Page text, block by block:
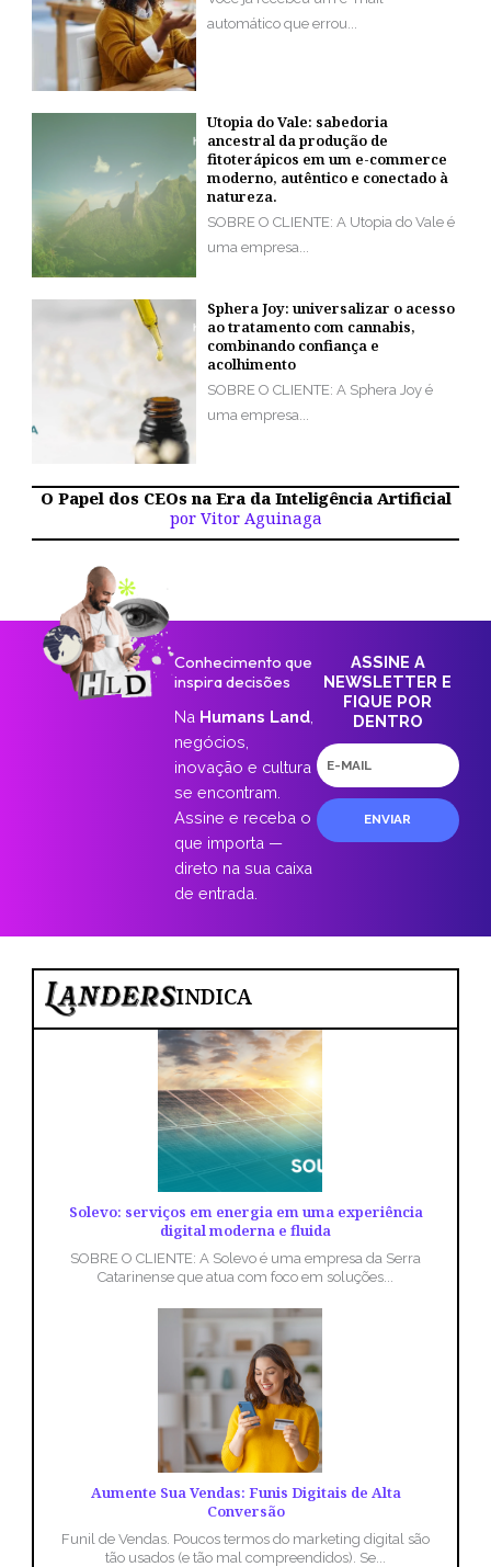
automático que errou...
Utopia do Vale: sabedoria
ancestral da produção de
fitoterápicos em um e-commerce
moderno, autêntico e conectado à
natureza.
SOBRE O CLIENTE: A Utopia do Vale é
uma empresa...
Sphera Joy: universalizar o acesso
ao tratamento com cannabis,
combinando confiança e
acolhimento
SOBRE O CLIENTE: A Sphera Joy é
uma empresa...
O Papel dos CEOs na Era da Inteligência Artificial
por Vitor Aguinaga
Conhecimento que
inspira decisões
Na Humans Land
negócios,
inovação e cultura
se encontram.
Assine e receba o
que importa —
direto na sua caixa
de entrada.
ASSINE A
NEWSLETTER E
FIQUE POR
DENTRO
E-
mail
ENVIAR
INDICA
Solevo: serviços em energia em uma experiência
digital moderna e fluida
SOBRE O CLIENTE: A Solevo é uma empresa da Serra
Catarinense que atua com foco em soluções...
Aumente Sua Vendas: Funis Digitais de Alta
Conversão
Funil de Vendas. Poucos termos do marketing digital são
tão usados (e tão mal compreendidos). Se...